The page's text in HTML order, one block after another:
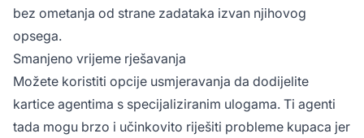
bez ometanja od strane zadataka izvan njihovog
opsega.
Smanjeno vrijeme rješavanja
Možete koristiti opcije usmjeravanja da dodijelite
kartice agentima s specijaliziranim ulogama. Ti agenti
tada mogu brzo i učinkovito riješiti probleme kupaca jer